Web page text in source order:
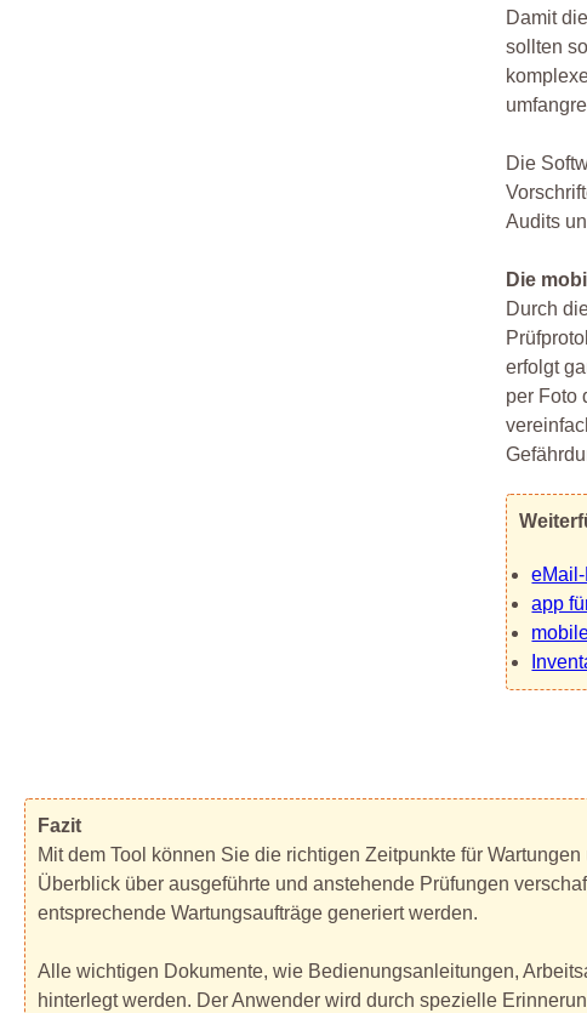
Damit
sollten
Die
Audits
Die
Durch
erfolgt
per Foto
app
Fazit
Mit dem Tool können Sie die richtigen Zeitpunkte für
Überblick über ausgeführte und anstehende Prüfungen
entsprechende Wartungsaufträge generiert werden.
Alle wichtigen Dokumente, wie Bedienungsanleitungen,
hinterlegt werden. Der Anwender wird durch spezielle